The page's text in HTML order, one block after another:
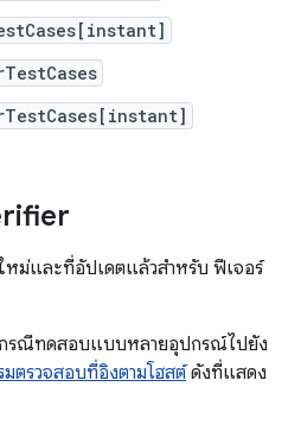
หม่และที่อัปเดตแล้วสำหรับ ฟีเจอร์
กรณีทดสอบแบบหลายอุปกรณ์ไปยัง
ตรวจสอบที่อิงตามโฮสต์ดังที่แสดง